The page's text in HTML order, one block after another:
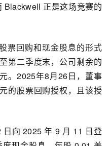
Blackwell 正是这场竞赛的
票回购和现金股息的形式
第二季度末，公司剩余的
。2025年8月26日，董事
的股票回购授权，且该授
向 2025 年 9 月 11 日登